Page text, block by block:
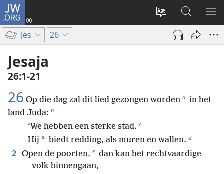
JW.ORG
Taal
site
wijzigen
Inloggen
(opent
venster)
Zoeken
op
JW.ORG
Jes 26
Jesaja
26:1-21
26 Op die dag zal dit lied gezongen worden a in het
land Juda: b
‘We hebben een sterke stad. c
Hij * biedt redding, als muren en wallen. d
2 Open de poorten, e dan kan het rechtvaardige
volk binnengaan,